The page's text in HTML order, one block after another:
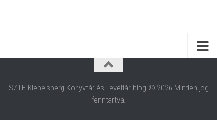
SZTE Klebelsberg Könyvtár és Levéltár blog © 2026 Minden jog
fenntartva.